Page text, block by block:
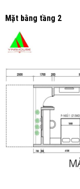
Mặt bằng tầng 2